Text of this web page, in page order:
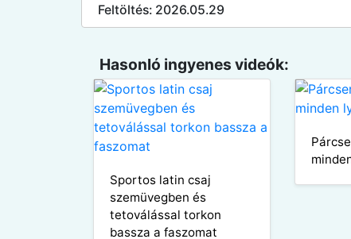
Feltöltés: 2026.05.29
Hasonló ingyenes videók:
Sportos latin csaj
szemüvegben és
tetoválással torkon
bassza a faszomat